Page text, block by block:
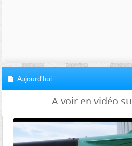
Aujourd'hui
A voir en vidéo